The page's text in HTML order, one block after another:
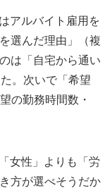
アルバイト雇用を
選んだ理由」（複
は「自宅から通い
。次いで「希望
の勤務時間数・
女性」よりも「労
方が選べそうだか